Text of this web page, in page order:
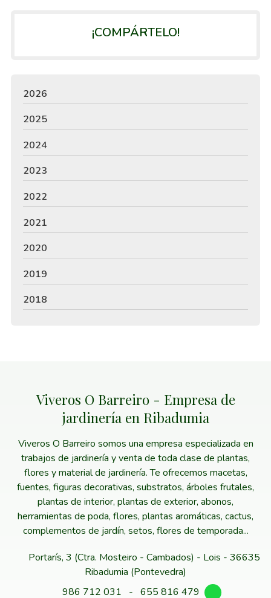
¡COMPÁRTELO!
2026
2025
2024
2023
2022
2021
2020
2019
2018
Viveros O Barreiro - Empresa de
jardinería en Ribadumia
Viveros O Barreiro somos una empresa especializada en
trabajos de jardinería y venta de toda clase de plantas,
flores y material de jardinería. Te ofrecemos macetas,
fuentes, figuras decorativas, substratos, árboles frutales,
plantas de interior, plantas de exterior, abonos,
herramientas de poda, flores, plantas aromáticas, cactus,
complementos de jardín, setos, flores de temporada...
Portarís, 3 (Ctra. Mosteiro - Cambados) - Lois - 36635
Ribadumia (Pontevedra)
986 712 031
- 655 816 479